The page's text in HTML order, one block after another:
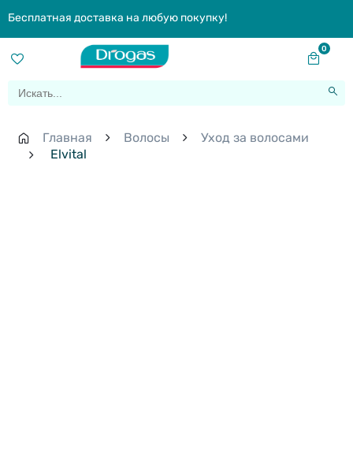
Бесплатная доставка на любую покупку!
0
Главная Волосы
Уход за волосами
Elvital